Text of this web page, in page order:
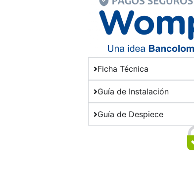
Ficha Técnica
Guía de Instalación
Guía de Despiece